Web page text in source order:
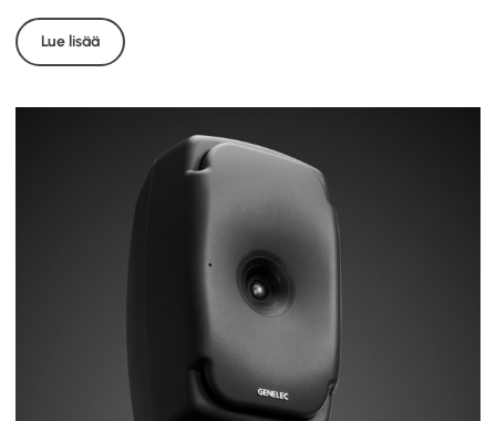
Lue lisää